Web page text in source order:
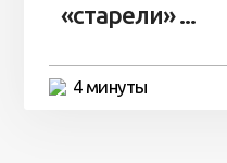
«старели» ...
4 минуты